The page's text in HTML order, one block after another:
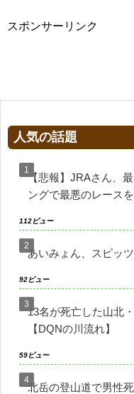
スポンサーリンク
人気の話題
【悲報】JRAさん、
ングで最悪のレース
112ビュー
あいみょん、スピッ
92ビュー
13名が死亡した山北
【DQNの川流れ】
59ビュー
北岳の登山道で男性